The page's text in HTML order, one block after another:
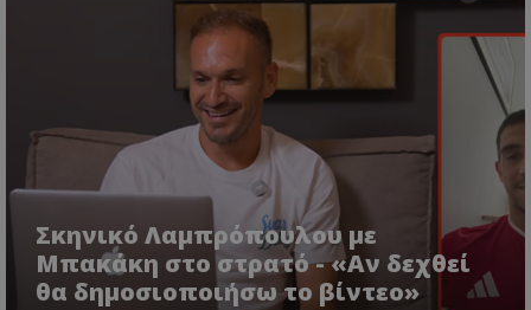
Σκηνικό Λαμπρόπουλου με
Μπακάκη στο στρατό - «Αν δεχθεί
θα δημοσιοποιήσω το βίντεο»